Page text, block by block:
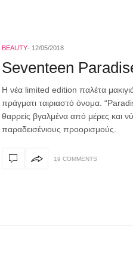
BEAUTY 12/05/2018
Seventeen
Η νέα limited edition παλέτα
πράγματι ταιριαστό όνομα.
θαρρείς βγαλμένα από μέρες και
παραδεισένιους προορισμούς.
19 COMMENTS